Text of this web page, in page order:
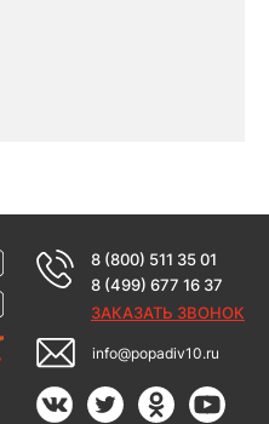
8 (800) 511 35 01
8 (499) 677 16 37
ЗАКАЗАТЬ ЗВОНОК
info@popadiv10.ru